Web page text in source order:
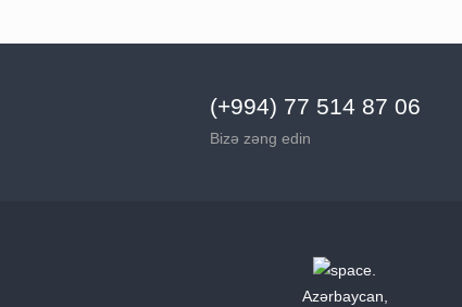
(+994) 77 514 87 06
Bizə zəng edin
Azərbaycan,